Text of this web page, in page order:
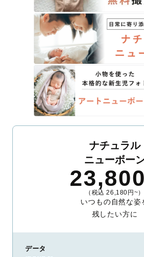
整。自然な雰囲気を残しつつも、おしゃ
に。きっと「こんな写真を撮ってほしか
出会えます。まずは、ラブグラフの撮影
ナチュラル
ニューボー
23,800
（税込 26,180円~）
いつもの自然な姿
残したい方に
データ